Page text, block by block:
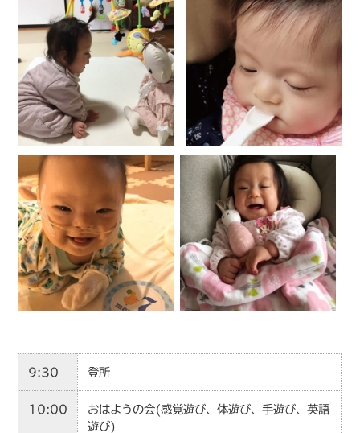
9:30 登所
10:00
おはようの会(感覚遊び、体遊び、手遊び、英語
遊び)